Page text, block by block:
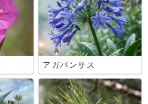
アガパンサス